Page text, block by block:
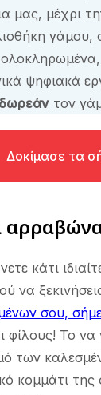
μας, μέχρι
γάμου,
ψηφιακά
δωρεάντον
Δοκίμασε τα
κάτι
να
σου,
φίλους! Το να
των
κομμάτι